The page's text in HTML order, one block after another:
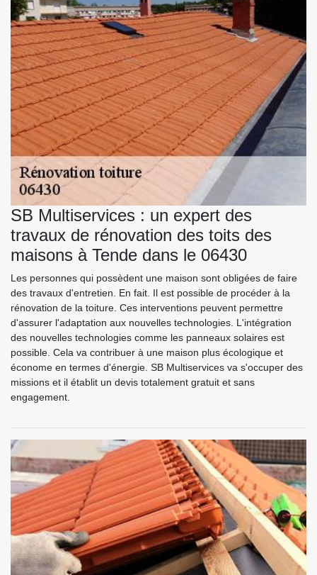
SB Multiservices : un expert des
travaux de rénovation des toits des
maisons à Tende dans le 06430
Les personnes qui possèdent une maison sont obligées de faire
des travaux d'entretien. En fait. Il est possible de procéder à la
rénovation de la toiture. Ces interventions peuvent permettre
d'assurer l'adaptation aux nouvelles technologies. L'intégration
des nouvelles technologies comme les panneaux solaires est
possible. Cela va contribuer à une maison plus écologique et
économe en termes d'énergie. SB Multiservices va s'occuper des
missions et il établit un devis totalement gratuit et sans
engagement.